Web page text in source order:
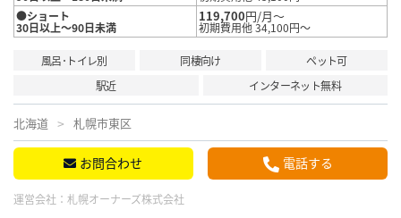
●ショート
30日以上～90日未満
119,700円/月～
初期費用他 34,100円～
風呂･トイレ別 同棲向け
ペット可
駅近
インターネット無料
北海道 札幌市東区
お問合わせ 電話する
運営会社： 札幌オーナーズ株式会社